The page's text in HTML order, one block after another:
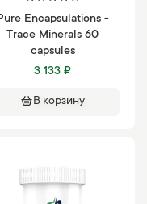
Encapsulations -
Trace Minerals 60
capsules
3 133 ₽
В корзину